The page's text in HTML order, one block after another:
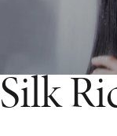
Silk